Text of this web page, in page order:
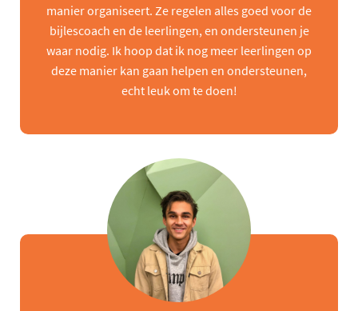
manier organiseert. Ze regelen alles goed voor de
bijlescoach en de leerlingen, en ondersteunen je
waar nodig. Ik hoop dat ik nog meer leerlingen op
deze manier kan gaan helpen en ondersteunen,
echt leuk om te doen!